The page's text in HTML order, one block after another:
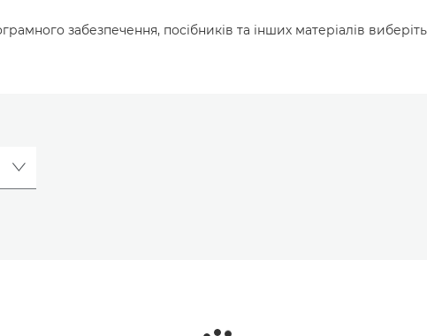
забезпечення, посібників та інших матеріалів